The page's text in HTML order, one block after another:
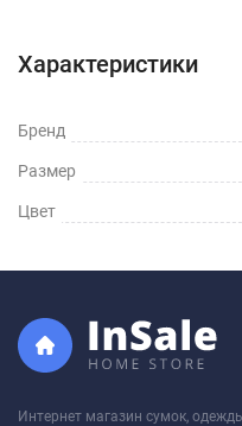
Характеристики
Бренд
Размер
Цвет
Интернет магазин сумок,